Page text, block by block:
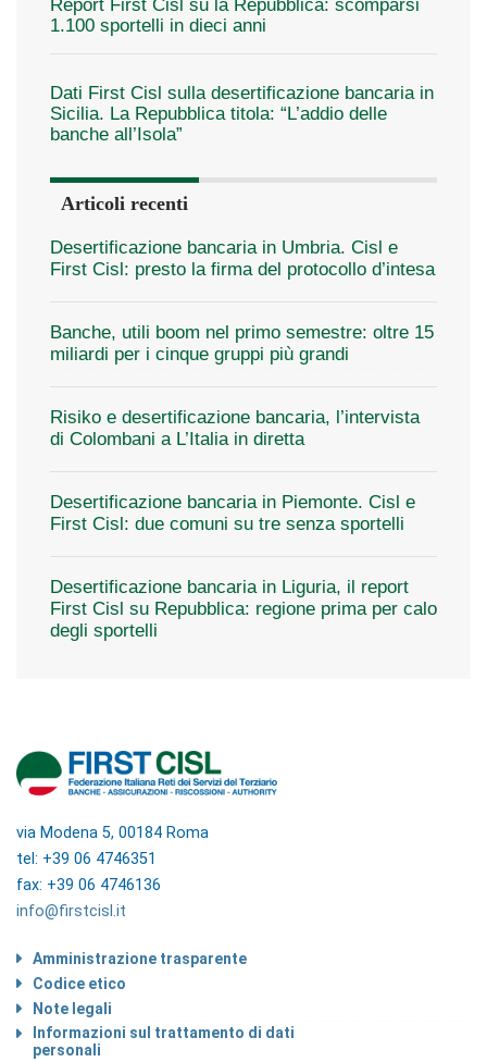
Report First Cisl su la Repubblica: scomparsi
1.100 sportelli in dieci anni
Dati First Cisl sulla desertificazione bancaria in
Sicilia. La Repubblica titola: “L’addio delle
banche all’Isola”
Articoli recenti
Desertificazione bancaria in Umbria. Cisl e
First Cisl: presto la firma del protocollo d’intesa
Banche, utili boom nel primo semestre: oltre 15
miliardi per i cinque gruppi più grandi
Risiko e desertificazione bancaria, l’intervista
di Colombani a L’Italia in diretta
Desertificazione bancaria in Piemonte. Cisl e
First Cisl: due comuni su tre senza sportelli
Desertificazione bancaria in Liguria, il report
First Cisl su Repubblica: regione prima per calo
degli sportelli
via Modena 5, 00184 Roma
tel: +39 06 4746351
fax: +39 06 4746136
info@firstcisl.it
Amministrazione trasparente
Codice etico
Note legali
Informazioni sul trattamento di dati
personali